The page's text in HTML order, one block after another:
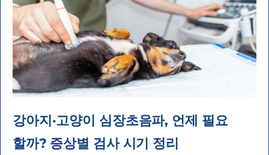
강아지·고양이 심장초음파, 언제 필요
할까? 증상별 검사 시기 정리